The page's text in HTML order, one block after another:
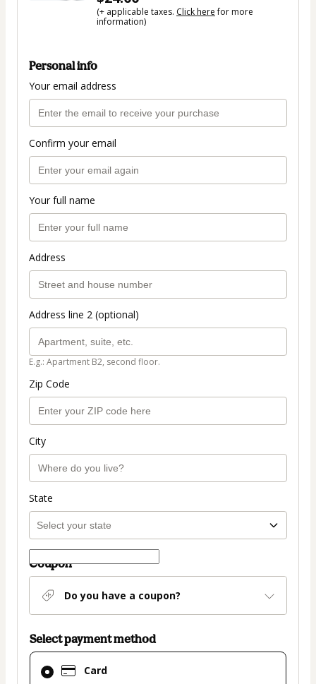
(+ applicable taxes. Click herefor more
information)
Personal info
Your email address
Confirm your email
Your full name
Address
Address line 2 (optional)
E.g.: Apartment B2, second floor.
Zip Code
City
State
Coupon
Do you have a coupon?
Select payment method
Card
Card
selected